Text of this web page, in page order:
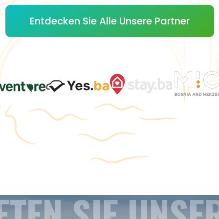
Entdecken Sie Alle Unsere Partner